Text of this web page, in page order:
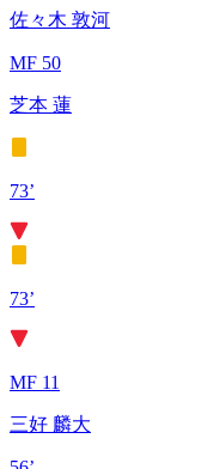
佐々木 敦河
MF 50
芝本 蓮
73’
73’
MF 11
三好 麟大